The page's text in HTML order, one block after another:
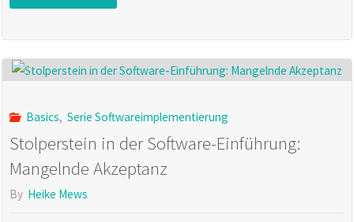
ist
Basics, Serie Softwareimplementierung
Stolperstein in der Software-Einführung:
Mangelnde Akzeptanz
By Heike Mews